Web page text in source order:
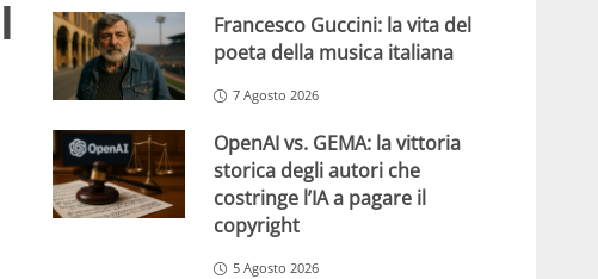
Francesco Guccini: la vita del
poeta della musica italiana
7 Agosto 2026
OpenAI vs. GEMA: la vittoria
storica degli autori che
costringe l’IA a pagare il
copyright
5 Agosto 2026